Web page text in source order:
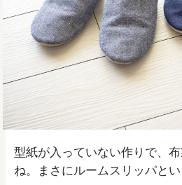
型紙が入っていない作りで、
ね。まさにルームスリッパとい